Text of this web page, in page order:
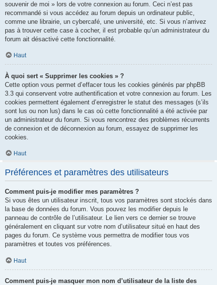
souvenir de moi » lors de votre connexion au forum. Ceci n’est pas
recommandé si vous accédez au forum depuis un ordinateur public,
comme une librairie, un cybercafé, une université, etc. Si vous n’arrivez
pas à trouver cette case à cocher, il est probable qu’un administrateur du
forum ait désactivé cette fonctionnalité.
Haut
À quoi sert « Supprimer les cookies » ?
Cette option vous permet d’effacer tous les cookies générés par phpBB
3.3 qui conservent votre authentification et votre connexion au forum. Les
cookies permettent également d’enregistrer le statut des messages (s’ils
sont lus ou non lus) dans le cas où cette fonctionnalité a été activée par
un administrateur du forum. Si vous rencontrez des problèmes récurrents
de connexion et de déconnexion au forum, essayez de supprimer les
cookies.
Haut
Préférences et paramètres des utilisateurs
Comment puis-je modifier mes paramètres ?
Si vous êtes un utilisateur inscrit, tous vos paramètres sont stockés dans
la base de données du forum. Vous pouvez les modifier depuis le
panneau de contrôle de l’utilisateur. Le lien vers ce dernier se trouve
généralement en cliquant sur votre nom d’utilisateur situé en haut des
pages du forum. Ce système vous permettra de modifier tous vos
paramètres et toutes vos préférences.
Haut
Comment puis-je masquer mon nom d’utilisateur de la liste des